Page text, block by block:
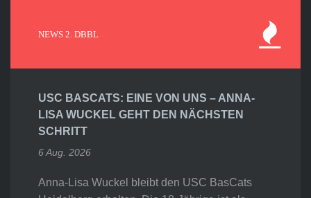
NEWS 2. DBBL
USC BASCATS: EINE VON UNS – ANNA-
LISA WUCKEL GEHT DEN NÄCHSTEN
SCHRITT
6 Aug. 2026
Anna-Lisa Wuckel bleibt den USC BasCats